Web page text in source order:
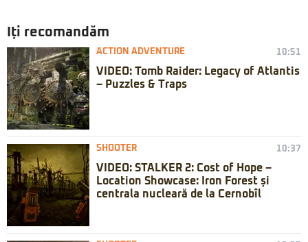
Iți recomandăm
ACTION ADVENTURE 10:51
VIDEO: Tomb Raider: Legacy of Atlantis
– Puzzles & Traps
SHOOTER 10:37
VIDEO: STALKER 2: Cost of Hope –
Location Showcase: Iron Forest și
centrala nucleară de la Cernobîl